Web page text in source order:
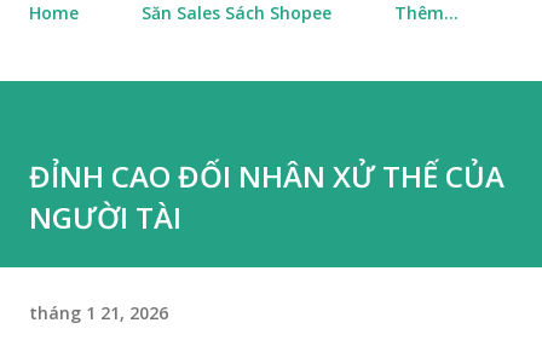
Home Săn Sales Sách Shopee Thêm…
ĐỈNH CAO ĐỐI NHÂN XỬ THẾ CỦA
NGƯỜI TÀI
tháng 1 21, 2026